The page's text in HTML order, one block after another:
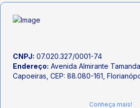
CNPJ: 07.020.327/0001-74
Endereço: Avenida Almirante
Capoeiras, CEP: 88.080-161,
Conheça mais!